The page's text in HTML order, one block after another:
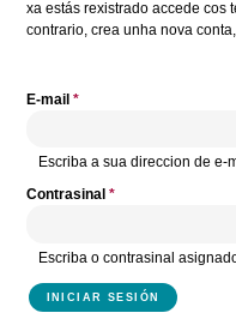
xa estás rexistrado accede cos
contrario, crea unha nova
E-mail*
Escriba a sua direccion de e-
Contrasinal*
Escriba o contrasinal